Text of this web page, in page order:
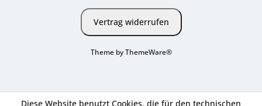
Vertrag widerrufen
Theme byThemeWare®
Diese Website benutzt Cookies, die für den technischen